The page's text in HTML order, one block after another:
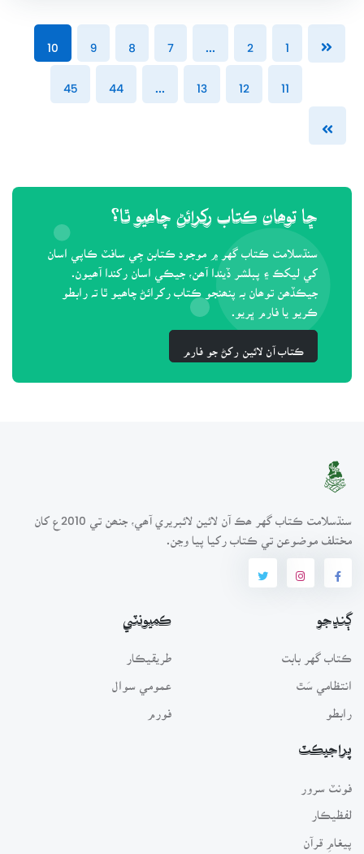
1
2
7
8
9
10
11
12
13
44
45
ڇا توھان ڪتاب رکرائڻ چاھيو ٿا؟
سنڌسلامت ڪتاب گهر ۾ موجود ڪتابن جِي سافٽ ڪاپي اسان
کي ليکڪ ۽ پبلشر ڏيندا آھن، جيڪي اسان رکندا آھيون.
جيڪڏھن توھان بہ پنھنجو ڪتاب رکرائڻ چاھيو ٿا تہ رابطو
ڪريو يا فارم ڀريو.
ڪتاب آن لائين رکڻ جو فارم
سنڌسلامت ڪتاب گهر ھڪ آن لائين لائبريري آھي، جنھن تي 2010ع کان
مختلف موضوعن تي ڪتاب رکيا پيا وڃن.
ڳنڍجو
ڪتاب گهر بابت
انتظامي سَٿ
رابطو
ڪميونٽي
طريقيڪار
عمومي سوال
پراجيڪٽ
لفظيڪار
پيغامِ قرآن